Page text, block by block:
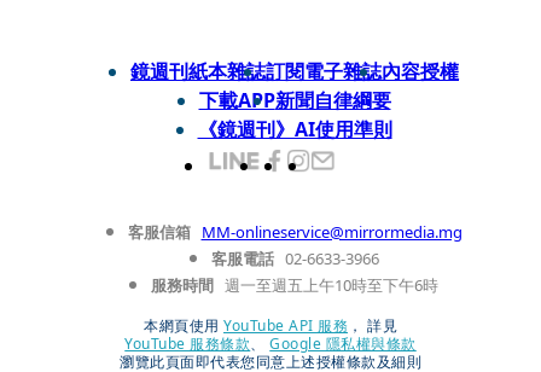
鏡週刊紙本雜誌訂閱電子雜誌內容授權
下載APP新聞自律綱要
《鏡週刊》AI使用準則
客服信箱 MM-onlineservice@mirrormedia.mg
客服電話 02-6633-3966
服務時間 週一至週五上午10時至下午6時
本網頁使用 YouTube API 服務 ， 詳見
YouTube 服務條款、
Google 隱私權與條款
瀏覽此頁面即代表您同意上述授權條款及細則